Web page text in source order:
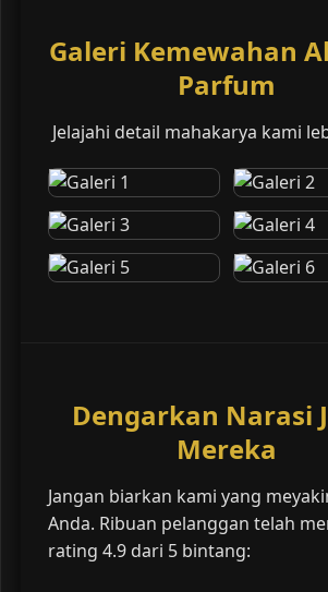
Galeri Kemewahan
Parfum
Jelajahi detail mahakarya kami
Dengarkan Narasi
Mereka
Jangan biarkan kami yang
Anda. Ribuan pelanggan telah
rating 4.9 dari 5 bintang: